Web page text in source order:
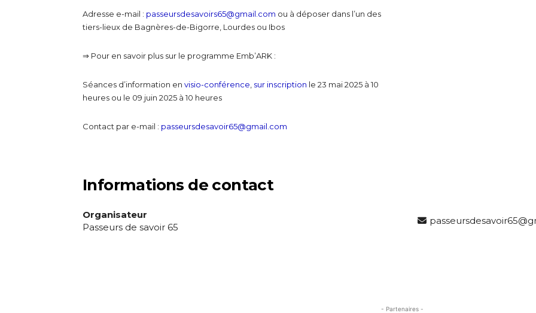
Adresse e-mail : passeursdesavoirs65@gmail.com ou à déposer dans l’un des
tiers-lieux de Bagnères-de-Bigorre, Lourdes ou Ibos
⇒ Pour en savoir plus sur le programme Emb’ARK :
Séances d’information en visio-conférence sur inscription le 23 mai 2025 à 10
heures ou le 09 juin 2025 à 10 heures
Contact par e-mail : passeursdesavoir65@gmail.com
Informations de contact
Organisateur
Passeurs de savoir 65
- Partenaires -